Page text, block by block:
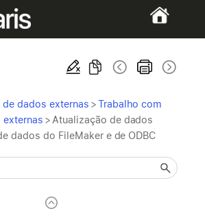
dados externas >Trabalho com
> Atualização de dados
dados do FileMaker e de ODBC